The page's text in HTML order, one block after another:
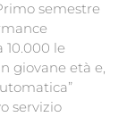
semestre
le
giovane età e,
servizio